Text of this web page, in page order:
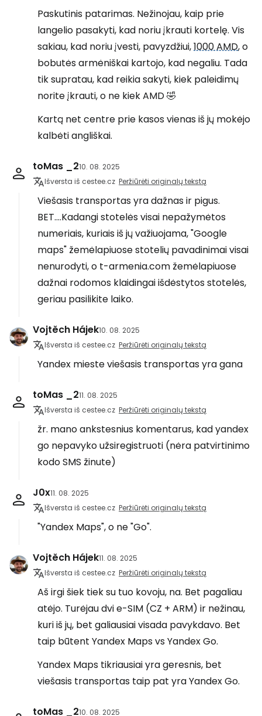
Paskutinis patarimas. Nežinojau, kaip prie
langelio pasakyti, kad noriu įkrauti kortelę. Vis
sakiau, kad noriu įvesti, pavyzdžiui,1000 AMD, o
bobutės armėniškai kartojo, kad negaliu. Tada
tik supratau, kad reikia sakyti, kiek paleidimų
norite įkrauti, o ne kiek AMD 🤣
Kartą net centre prie kasos vienas iš jų mokėjo
kalbėti angliškai.
toMas _210. 08. 2025
Išversta iš cestee.cz Peržiūrėti originalų tekstą
Viešasis transportas yra dažnas ir pigus.
BET....Kadangi stotelės visai nepažymėtos
numeriais, kuriais iš jų važiuojama, "Google
maps" žemėlapiuose stotelių pavadinimai visai
nenurodyti, o t-armenia.com žemėlapiuose
dažnai rodomos klaidingai išdėstytos stotelės,
geriau pasilikite laiko.
Vojtěch Hájek10. 08. 2025
Išversta iš cestee.cz Peržiūrėti originalų tekstą
Yandex mieste viešasis transportas yra gana
toMas _211. 08. 2025
Išversta iš cestee.cz Peržiūrėti originalų tekstą
žr. mano ankstesnius komentarus, kad yandex
go nepavyko užsiregistruoti (nėra patvirtinimo
kodo SMS žinute)
J0x11. 08. 2025
Išversta iš cestee.cz Peržiūrėti originalų tekstą
"Yandex Maps", o ne "Go".
Vojtěch Hájek11. 08. 2025
Išversta iš cestee.cz Peržiūrėti originalų tekstą
Aš irgi šiek tiek su tuo kovoju, na. Bet pagaliau
atėjo. Turėjau dvi e-SIM (CZ + ARM) ir nežinau,
kuri iš jų, bet galiausiai visada pavykdavo. Bet
taip būtent Yandex Maps vs Yandex Go.
Yandex Maps tikriausiai yra geresnis, bet
viešasis transportas taip pat yra Yandex Go.
toMas _210. 08. 2025